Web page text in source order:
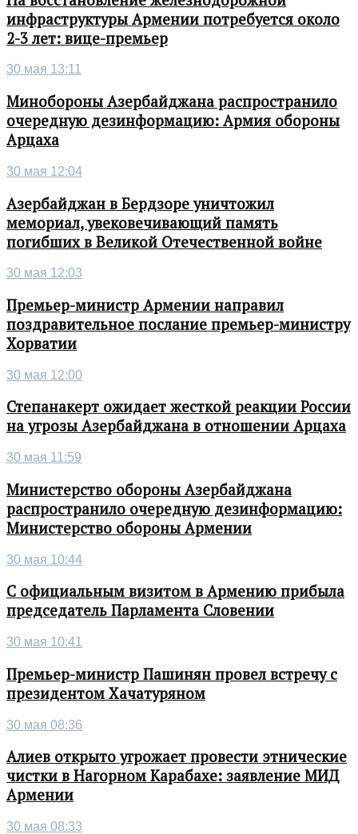
инфраструктуры Армении потребуется около
2-3 лет: вице-премьер
30 мая 13:11
Минобороны Азербайджана распространило
очередную дезинформацию: Армия обороны
Арцаха
30 мая 12:04
Азербайджан в Бердзоре уничтожил
мемориал, увековечивающий память
погибших в Великой Отечественной войне
30 мая 12:03
Премьер-министр Армении направил
поздравительное послание премьер-министру
Хорватии
30 мая 12:00
Степанакерт ожидает жесткой реакции России
на угрозы Азербайджана в отношении Арцаха
30 мая 11:59
Министерство обороны Азербайджана
распространило очередную дезинформацию:
Министерство обороны Армении
30 мая 10:44
С официальным визитом в Армению прибыла
председатель Парламента Словении
30 мая 10:41
Премьер-министр Пашинян провел встречу с
президентом Хачатуряном
30 мая 08:36
Алиев открыто угрожает провести этнические
чистки в Нагорном Карабахе: заявление МИД
Армении
30 мая 08:33